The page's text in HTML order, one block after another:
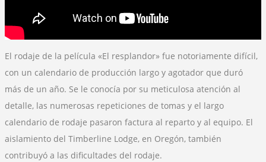
El rodaje de la película «El resplandor» fue notoriamente difícil,
con un calendario de producción largo y agotador que duró
más de un año. Se le conocía por su meticulosa atención al
detalle, las numerosas repeticiones de tomas y el largo
calendario de rodaje pasaron factura al reparto y al equipo. El
aislamiento del Timberline Lodge, en Oregón, también
contribuyó a las dificultades del rodaje.